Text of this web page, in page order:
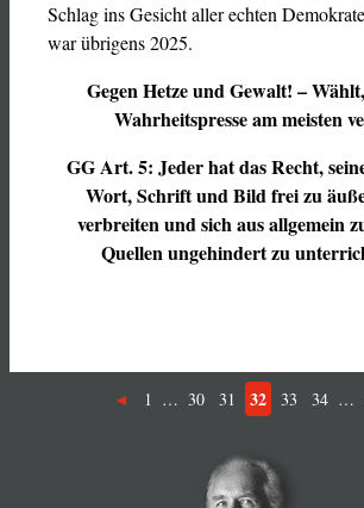
Schlag ins Gesicht aller echten
war übrigens 2025.
Gegen Hetze und Gewalt! –
Wahrheitspresse am meisten
GG Art. 5: Jeder hat das Recht,
Wort, Schrift und Bild frei zu
verbreiten und sich aus allgemein
Quellen ungehindert zu
1 … 30 31 32 33 34 …